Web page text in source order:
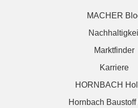
MACHER
Marktfinder
Karriere
HORNBACH
Hornbach